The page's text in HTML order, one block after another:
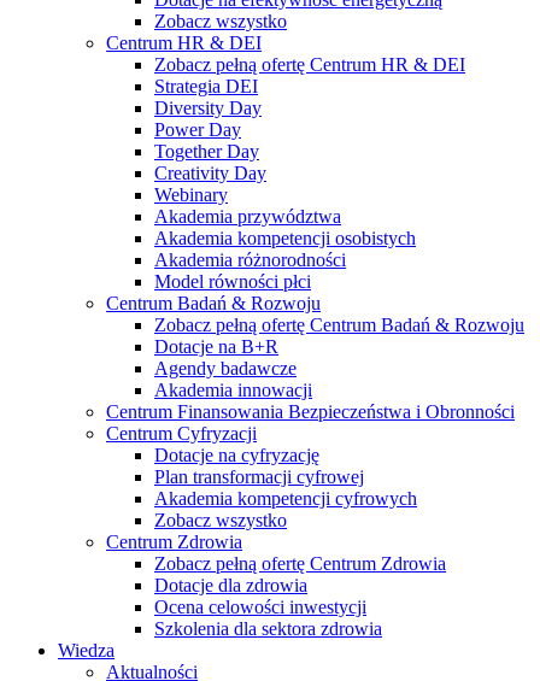
Zobacz wszystko
Centrum HR & DEI
Zobacz pełną ofertę Centrum HR & DEI
Strategia DEI
Diversity Day
Power Day
Together Day
Creativity Day
Webinary
Akademia przywództwa
Akademia kompetencji osobistych
Akademia różnorodności
Model równości płci
Centrum Badań & Rozwoju
Zobacz pełną ofertę Centrum Badań & Rozwoju
Dotacje na B+R
Agendy badawcze
Akademia innowacji
Centrum Finansowania Bezpieczeństwa i Obronności
Centrum Cyfryzacji
Dotacje na cyfryzację
Plan transformacji cyfrowej
Akademia kompetencji cyfrowych
Zobacz wszystko
Centrum Zdrowia
Zobacz pełną ofertę Centrum Zdrowia
Dotacje dla zdrowia
Ocena celowości inwestycji
Szkolenia dla sektora zdrowia
Wiedza
Aktualności